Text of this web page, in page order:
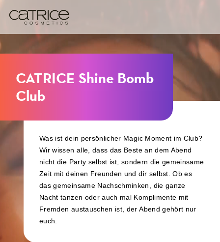
CATRICE Shine Bomb
Club
Was ist dein persönlicher Magic Moment im Club?
Wir wissen alle, dass das Beste an dem Abend
nicht die Party selbst ist, sondern die gemeinsame
Zeit mit deinen Freunden und dir selbst. Ob es
das gemeinsame Nachschminken, die ganze
Nacht tanzen oder auch mal Komplimente mit
Fremden austauschen ist, der Abend gehört nur
euch.